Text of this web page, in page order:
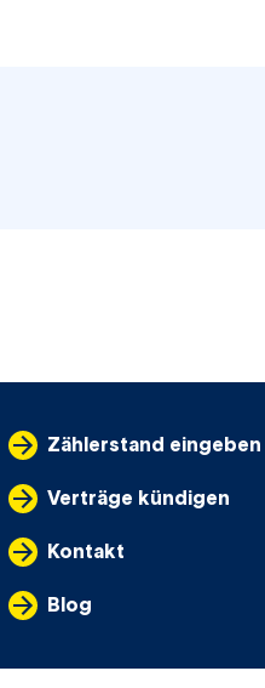
Zählerstand eingeben
Verträge kündigen
Kontakt
Blog